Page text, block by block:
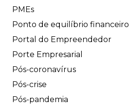
PMEs
Ponto de equilíbrio financeiro
Portal do Empreendedor
Porte Empresarial
Pós-coronavírus
Pós-crise
Pós-pandemia